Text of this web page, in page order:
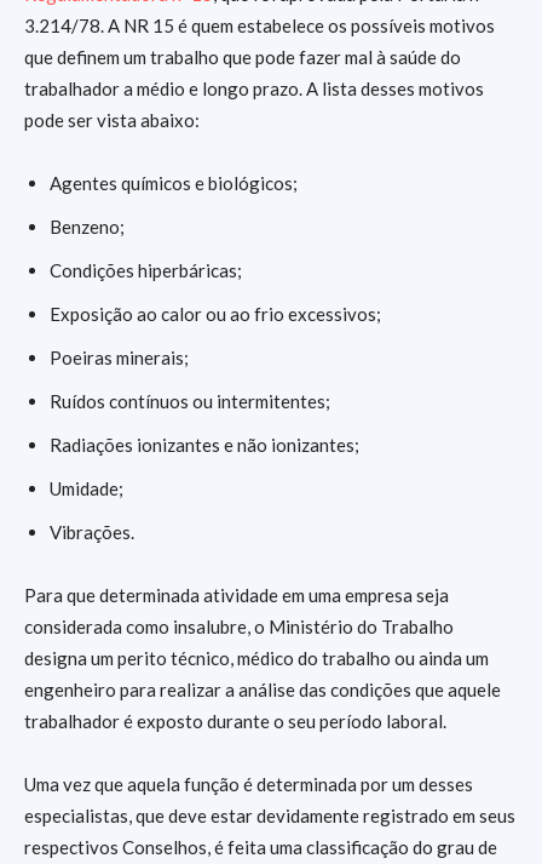
3.214/78. A NR 15 é quem estabelece os possíveis motivos
que definem um trabalho que pode fazer mal à saúde do
trabalhador a médio e longo prazo. A lista desses motivos
pode ser vista abaixo:
Agentes químicos e biológicos;
Benzeno;
Condições hiperbáricas;
Exposição ao calor ou ao frio excessivos;
Poeiras minerais;
Ruídos contínuos ou intermitentes;
Radiações ionizantes e não ionizantes;
Umidade;
Vibrações.
Para que determinada atividade em uma empresa seja
considerada como insalubre, o Ministério do Trabalho
designa um perito técnico, médico do trabalho ou ainda um
engenheiro para realizar a análise das condições que aquele
trabalhador é exposto durante o seu período laboral.
Uma vez que aquela função é determinada por um desses
especialistas, que deve estar devidamente registrado em seus
respectivos Conselhos, é feita uma classificação do grau de